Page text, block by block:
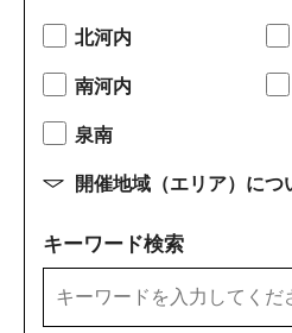
北河内
南河内
泉南
開催地域（エリア）につ
キーワード検索